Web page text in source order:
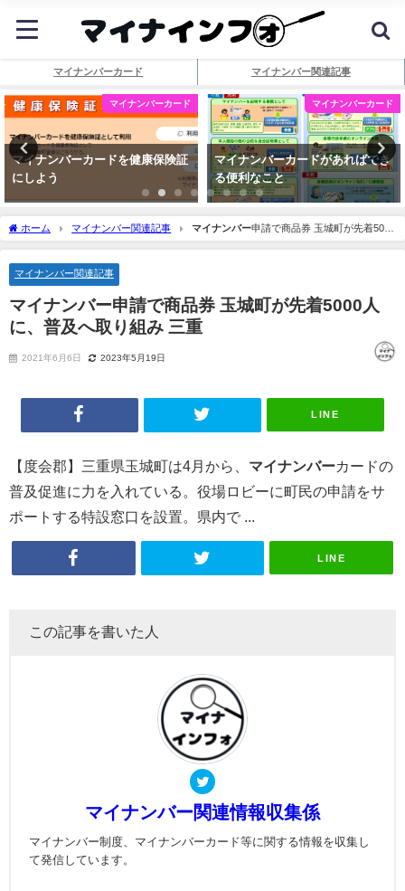
マイナンバーカード マイナンバー関連記事
マイナンバーカード
マイナンバーカードを健康保険証
にしよう
マイナンバーカード
マイナンバーカードがあればでき
る便利なこと
ホーム マイナンバー関連記事 マイナンバー申請で商品券 玉城町が先着5000
人に、普及へ取り組み 三重
マイナンバー関連記事
マイナンバー申請で商品券 玉城町が先着5000人
に、普及へ取り組み 三重
2021年6月6日 2023年5月19日
LINE
【度会郡】三重県玉城町は4月から、 マイナンバーカードの
普及促進に力を入れている。役場ロビーに町民の申請をサ
ポートする特設窓口を設置。県内で ...
LINE
この記事を書いた人
マイナンバー関連情報収集係
マイナンバー制度、マイナンバーカード等に関する情報を収集し
て発信しています。